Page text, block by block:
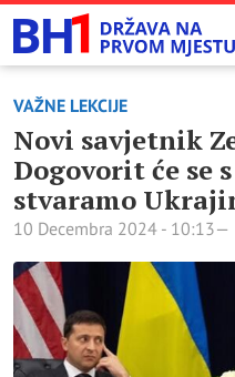
VAŽNE LEKCIJE
Novi savjetnik
Dogovorit će se
stvaramo
10 Decembra 2024 - 10:13